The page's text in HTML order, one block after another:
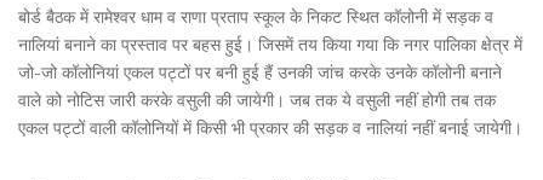
बोर्ड बैठक में रामेश्वर धाम व राणा प्रताप स्कूल के निकट स्थित कॉलोनी में सड़क व
नालियां बनाने का प्रस्ताव पर बहस हुई। जिसमें तय किया गया कि नगर पालिका क्षेत्र में
जो-जो कॉलोनियां एकल पट्टों पर बनी हुई हैं उनकी जांच करके उनके कॉलोनी बनाने
वाले को नोटिस जारी करके वसुली की जायेगी। जब तक ये वसुली नहीं होगी तब तक
एकल पट्टों वाली कॉलोनियों में किसी भी प्रकार की सड़क व नालियां नहीं बनाई जायेगी।